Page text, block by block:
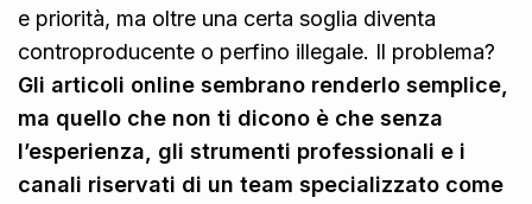
e priorità, ma oltre una certa soglia diventa
controproducente o perfino illegale. Il problema?
Gli articoli online sembrano renderlo semplice,
ma quello che non ti dicono è che senza
l’esperienza, gli strumenti professionali e i
canali riservati di un team specializzato come